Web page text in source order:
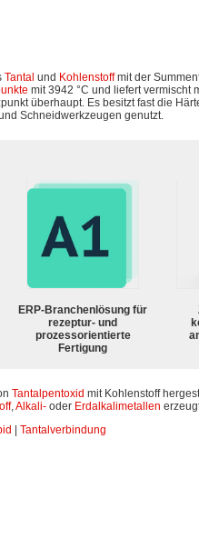
Tantal und Kohlenstoffmit der
mit 3942 °C und liefert vermischt
überhaupt. Es besitzt fast die
Schneidwerkzeugen genutzt.
ERP-Branchenlösung für
rezeptur- und
prozessorientierte
Fertigung
Tantalpentoxid mit Kohlenstoff
,Alkali- oder Erdalkalimetallen
Tantalverbindung